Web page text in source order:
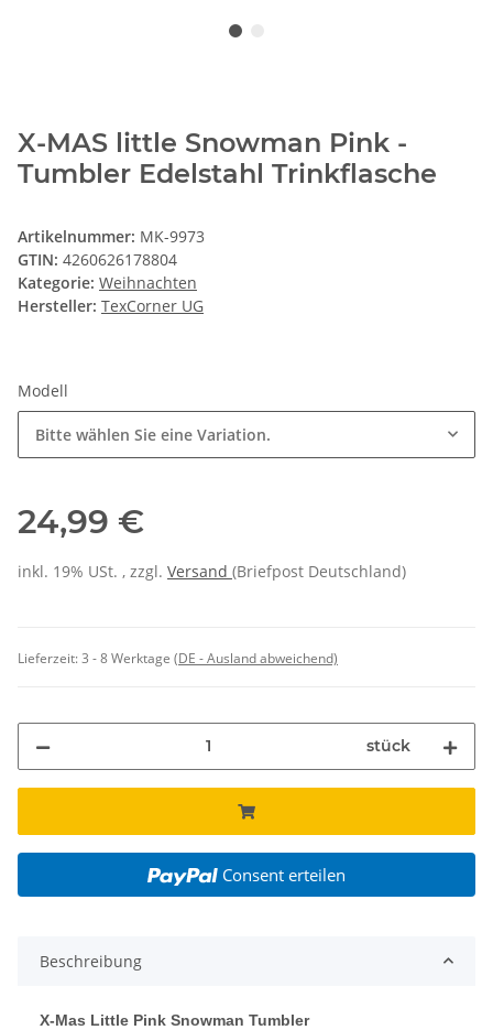
X-MAS little Snowman Pink -
Tumbler Edelstahl Trinkflasche
Artikelnummer: MK-9973
GTIN: 4260626178804
Kategorie: Weihnachten
Hersteller: TexCorner UG
Modell
Bitte wählen Sie eine Variation.
24,99 €
inkl. 19% USt. , zzgl. Versand (Briefpost Deutschland)
Lieferzeit:3 - 8 Werktage (DE - Ausland abweichend)
stück
Consent erteilen
Beschreibung
X-Mas Little Pink Snowman Tumbler